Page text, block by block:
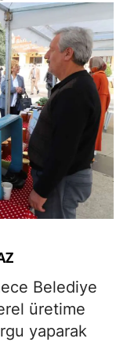
Belediye
üretime
yaparak